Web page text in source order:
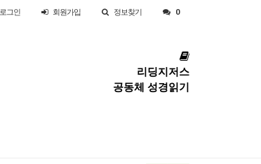
로그인 회원가입 정보찾기 0
리딩지저스
공동체 성경읽기